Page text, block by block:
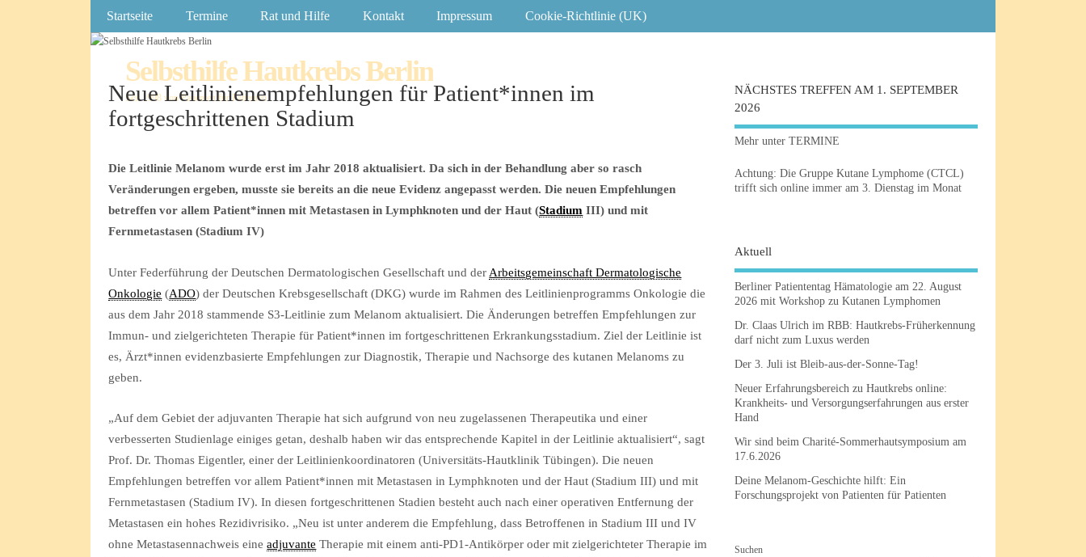
Startseite Termine Rat und Hilfe Kontakt Impressum Cookie-Richtlinie (UK)
Selbsthilfe Hautkrebs Berlin
Seit 1998 von Patienten für Patienten
Neue Leitlinienempfehlungen für Patient*innen im
fortgeschrittenen Stadium
Die Leitlinie Melanom wurde erst im Jahr 2018 aktualisiert. Da sich in der Behandlung aber so rasch
Veränderungen ergeben, musste sie bereits an die neue Evidenz angepasst werden. Die neuen Empfehlungen
betreffen vor allem Patient*innen mit Metastasen in Lymphknoten und der Haut (Stadium III) und mit
Fernmetastasen (Stadium IV)
Unter Federführung der Deutschen Dermatologischen Gesellschaft und der Arbeitsgemeinschaft Dermatologische
Onkologie (ADO) der Deutschen Krebsgesellschaft (DKG) wurde im Rahmen des Leitlinienprogramms Onkologie die
aus dem Jahr 2018 stammende S3-Leitlinie zum Melanom aktualisiert. Die Änderungen betreffen Empfehlungen zur
Immun- und zielgerichteten Therapie für Patient*innen im fortgeschrittenen Erkrankungsstadium. Ziel der Leitlinie ist
es, Ärzt*innen evidenzbasierte Empfehlungen zur Diagnostik, Therapie und Nachsorge des kutanen Melanoms zu
geben.
„Auf dem Gebiet der adjuvanten Therapie hat sich aufgrund von neu zugelassenen Therapeutika und einer
verbesserten Studienlage einiges getan, deshalb haben wir das entsprechende Kapitel in der Leitlinie aktualisiert“, sagt
Prof. Dr. Thomas Eigentler, einer der Leitlinienkoordinatoren (Universitäts-Hautklinik Tübingen). Die neuen
Empfehlungen betreffen vor allem Patient*innen mit Metastasen in Lymphknoten und der Haut (Stadium III) und mit
Fernmetastasen (Stadium IV). In diesen fortgeschrittenen Stadien besteht auch nach einer operativen Entfernung der
Metastasen ein hohes Rezidivrisiko. „Neu ist unter anderem die Empfehlung, dass Betroffenen in Stadium III und IV
ohne Metastasennachweis eineadjuvante Therapie mit einem anti-PD1-Antikörper oder mit zielgerichteter Therapie im
NÄCHSTES TREFFEN AM 1. SEPTEMBER
2026
Mehr unter TERMINE
Achtung: Die Gruppe Kutane Lymphome (CTCL)
trifft sich online immer am 3. Dienstag im Monat
Aktuell
Berliner Patiententag Hämatologie am 22. August
2026 mit Workshop zu Kutanen Lymphomen
Dr. Claas Ulrich im RBB: Hautkrebs-Früherkennung
darf nicht zum Luxus werden
Der 3. Juli ist Bleib-aus-der-Sonne-Tag!
Neuer Erfahrungsbereich zu Hautkrebs online:
Krankheits- und Versorgungserfahrungen aus erster
Hand
Wir sind beim Charité-Sommerhautsymposium am
17.6.2026
Deine Melanom-Geschichte hilft: Ein
Forschungsprojekt von Patienten für Patienten
Suchen